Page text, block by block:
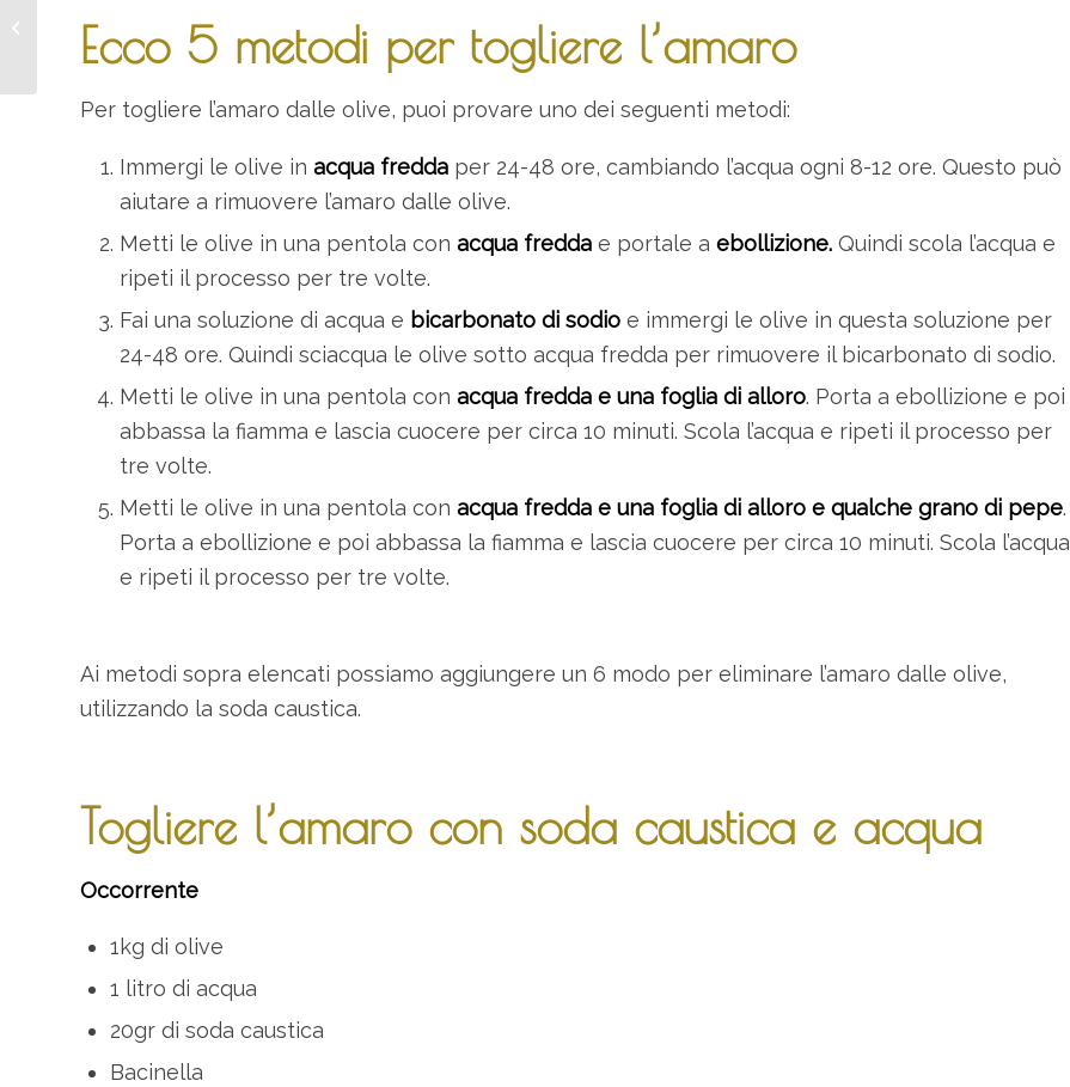
Ecco 5 metodi per togliere l’amaro
Per togliere l’amaro dalle olive, puoi provare uno dei seguenti metodi:
Immergi le olive in acqua fredda per 24-48 ore, cambiando l’acqua ogni 8-12 ore. Questo può
aiutare a rimuovere l’amaro dalle olive.
Metti le olive in una pentola con acqua fredda e portale a ebollizione. Quindi scola l’acqua e
ripeti il processo per tre volte.
Fai una soluzione di acqua e bicarbonato di sodio e immergi le olive in questa soluzione per
24-48 ore. Quindi sciacqua le olive sotto acqua fredda per rimuovere il bicarbonato di sodio.
Metti le olive in una pentola con acqua fredda e una foglia di alloro. Porta a ebollizione e poi
abbassa la fiamma e lascia cuocere per circa 10 minuti. Scola l’acqua e ripeti il processo per
tre volte.
Metti le olive in una pentola con acqua fredda e una foglia di alloro e qualche grano di pepe.
Porta a ebollizione e poi abbassa la fiamma e lascia cuocere per circa 10 minuti. Scola l’acqua
e ripeti il processo per tre volte.
Ai metodi sopra elencati possiamo aggiungere un 6 modo per eliminare l’amaro dalle olive,
utilizzando la soda caustica.
Togliere l’amaro con soda caustica e acqua
Occorrente
1kg di olive
1 litro di acqua
20gr di soda caustica
Bacinella
per un Antipasto
Sfizioso e Genuino